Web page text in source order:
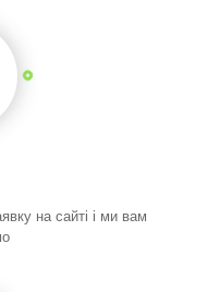
на сайті і ми вам